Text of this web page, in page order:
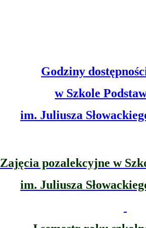
Godziny
w Szkole
im. Juliusza
Zajęcia pozalekcyjne w
im. Juliusza